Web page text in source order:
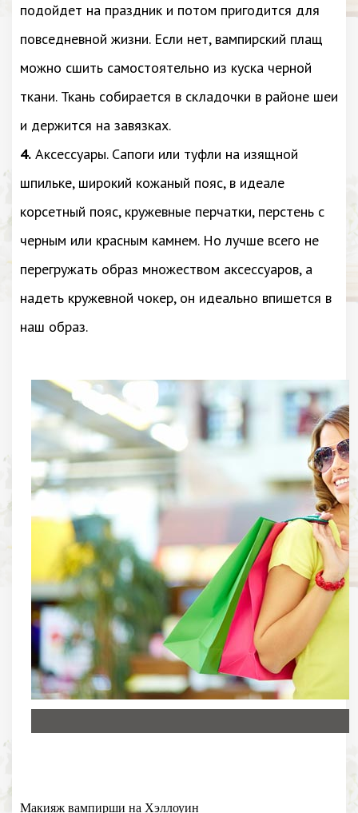
подойдет на праздник и потом пригодится для
повседневной жизни. Если нет, вампирский плащ
можно сшить самостоятельно из куска черной
ткани. Ткань собирается в складочки в районе шеи
и держится на завязках.
4. Аксессуары. Сапоги или туфли на изящной
шпильке, широкий кожаный пояс, в идеале
корсетный пояс, кружевные перчатки, перстень с
черным или красным камнем. Но лучше всего не
перегружать образ множеством аксессуаров, а
надеть кружевной чокер, он идеально впишется в
наш образ.
Макияж вампирши на Хэллоуин